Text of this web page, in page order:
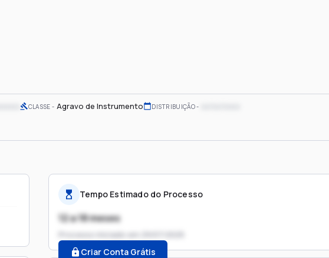
CLASSE Agravo de Instrumento DISTRIBUIÇÃO
Tempo Estimado do Processo
12 a 18 meses
Processo iniciado em
Criar Conta Grátis